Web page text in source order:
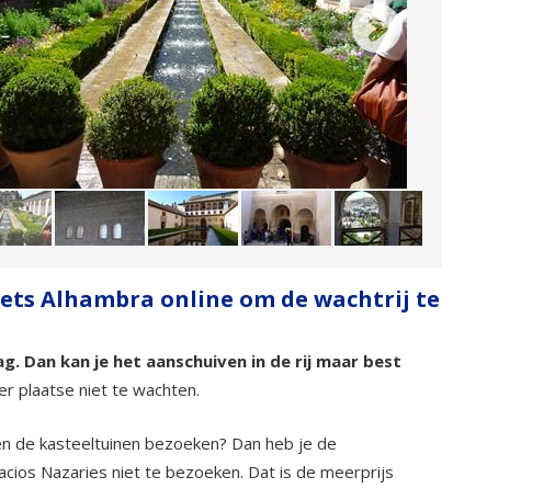
Alhambra online om de wachtrij te
Dan kan je het aanschuiven in de rij maar best
plaatse niet te wachten.
de kasteeltuinen bezoeken? Dan heb je de
Nazaries niet te bezoeken. Dat is de meerprijs